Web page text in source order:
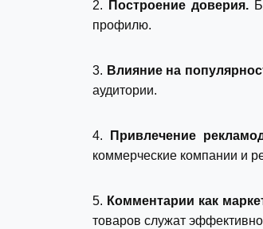
2. Построение доверия.
профилю.
3. Влияние на
аудитории.
4. Привлечение
коммерческие компании и
5. Комментарии как
товаров служат